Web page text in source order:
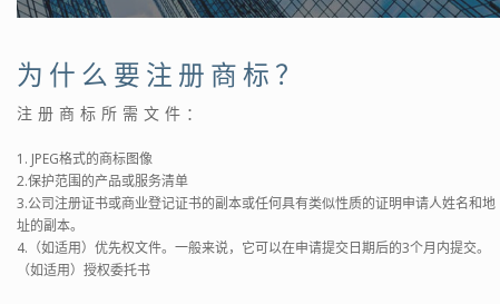
为什么要注册商标？
注册商标所需文件：
1. JPEG格式的商标图像
2.保护范围的产品或服务清单
3.公司注册证书或商业登记证书的副本或任何具有类似性质的证明申请人姓名和地
址的副本。
4.（如适用）优先权文件。一般来说，它可以在申请提交日期后的3个月内提交。
（如适用）授权委托书